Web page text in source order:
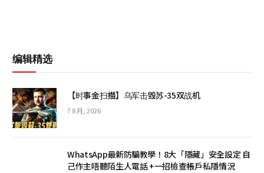
编辑精选
【时事金扫描】乌军击毁苏-35双战机
7 8 月, 2026
WhatsApp最新防騙教學！8大「隱藏」安全設定 自
己作主唔聽陌生人電話 +一招檢查帳戶私隱情況